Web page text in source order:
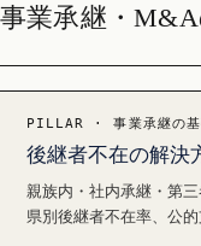
事業承継・
PILLAR · 事業承継の基
後継者不在の解決
親族内・社内承継・第
県別後継者不在率、公